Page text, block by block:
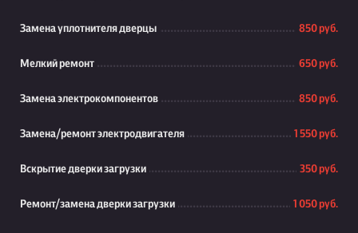
Замена уплотнителя дверцы 850 руб.
Мелкий ремонт 650 руб.
Замена электрокомпонентов 850 руб.
Замена/ремонт электродвигателя 1 550 руб.
Вскрытие дверки загрузки 350 руб.
Ремонт/замена дверки загрузки 1 050 руб.